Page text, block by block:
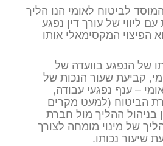
לביטוח לאומי הנו הליך
ליווי של עורך דין נפגע
הפיצוי המקסימאלי אותו
של הנפגע בוועדה של
קביעת שעור הנכות של
– ענף נפגעי עבודה,
הביטוח (למעט מקרים
בניהול ההליך מול חברת
של מינוי מומחה לצורך
שיעור נכותו.